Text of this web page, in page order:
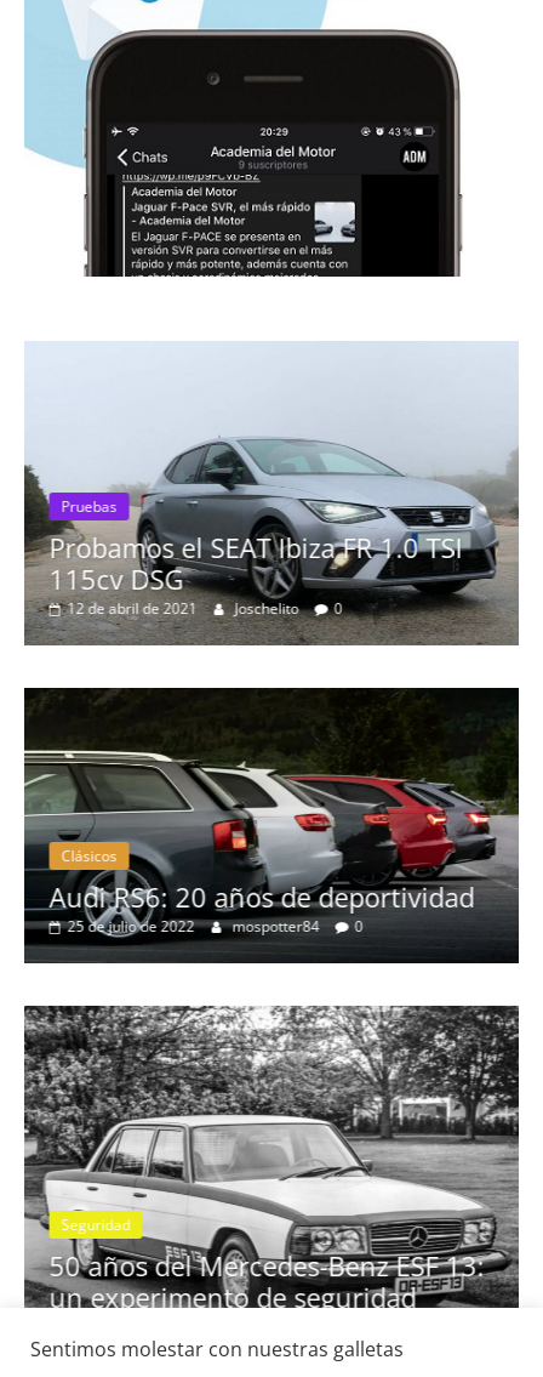
Pruebas
Probamos el SEAT Ibiza FR 1.0 TSI
115cv DSG
12 de abril de 2021 Joschelito 0
Clásicos
Audi RS6: 20 años de deportividad
25 de julio de 2022 mospotter84 0
Seguridad
50 años del Mercedes-Benz ESF 13:
un experimento de seguridad
Sentimos molestar con nuestras galletas